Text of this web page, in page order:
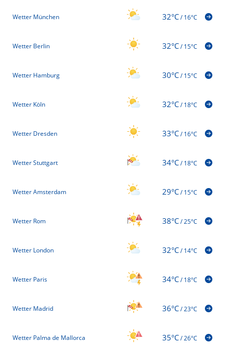
Wetter München 32°C/16°C
Wetter Berlin 32°C/15°C
Wetter Hamburg 30°C/15°C
Wetter Köln 32°C/18°C
Wetter Dresden 33°C/16°C
Wetter Stuttgart 34°C/18°C
Wetter Amsterdam 29°C/15°C
Wetter Rom 38°C/25°C
Wetter London 32°C/14°C
Wetter Paris 34°C/18°C
Wetter Madrid 36°C/23°C
Wetter Palma de Mallorca 35°C/26°C